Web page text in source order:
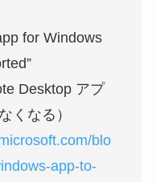
for Windows
Desktop アプ
くなる）
blo
app-to-